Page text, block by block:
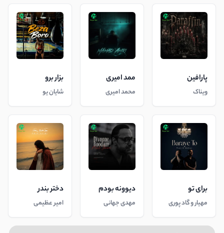
پارافین
ویناک
ممد امیری
محمد امیری
بزار برو
شایان یو
برای تو
مهیار و گاد پوری
دیوونه بودم
مهدی جهانی
دختر بندر
امیر عظیمی